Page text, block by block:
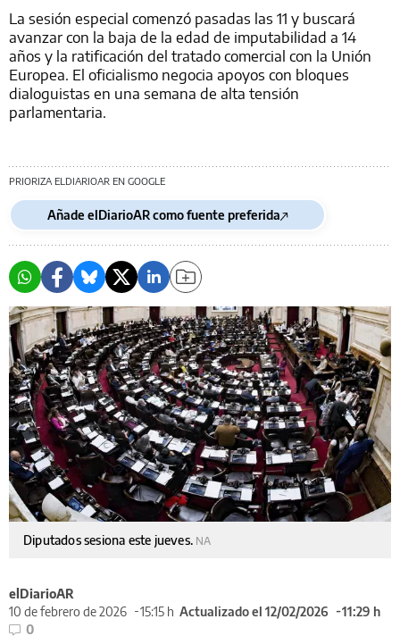
La sesión especial comenzó pasadas las 11 y buscará
avanzar con la baja de la edad de imputabilidad a 14
años y la ratificación del tratado comercial con la Unión
Europea. El oficialismo negocia apoyos con bloques
dialoguistas en una semana de alta tensión
parlamentaria.
PRIORIZA ELDIARIOAR EN GOOGLE
Añade elDiarioAR como fuente preferida
Diputados sesiona este jueves. NA
elDiarioAR
10 de febrero de 2026
15:15 h Actualizado el 12/02/2026
11:29 h
0